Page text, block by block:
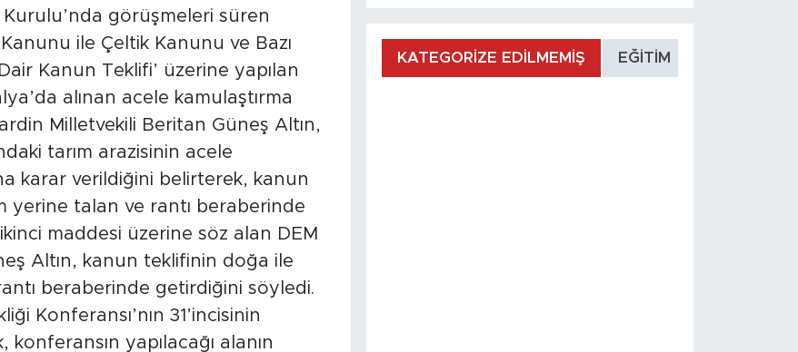
Kurulu’nda görüşmeleri süren
ile Çeltik Kanunu ve Bazı
Kanun Teklifi’ üzerine yapılan
alınan acele kamulaştırma
Milletvekili Beritan Güneş Altın,
tarım arazisinin acele
karar verildiğini belirterek, kanun
yerine talan ve rantı beraberinde
maddesi üzerine söz alan DEM
Altın, kanun teklifinin doğa ile
beraberinde getirdiğini söyledi.
Konferansı’nın 31’incisinin
konferansın yapılacağı alanın
KATEGORİZE EDİLMEMİŞ EĞİTİM